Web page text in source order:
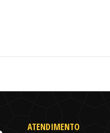
ATENDIMENTO